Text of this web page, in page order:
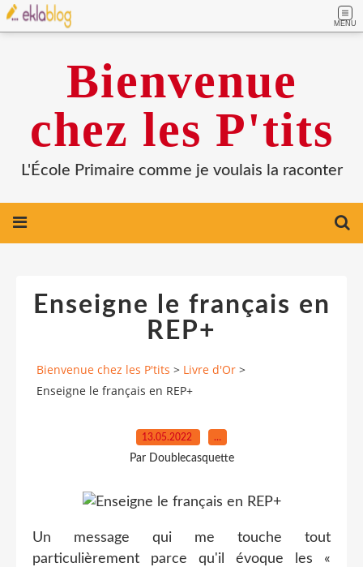
MENU
Bienvenue
chez les P'tits
L'École Primaire comme je voulais la raconter
Enseigne le français en
REP+
Bienvenue chez les P'tits > Livre d'Or >
Enseigne le français en REP+
13.05.2022 …
Par Doublecasquette
Un message qui me touche tout
particulièrement parce qu'il évoque les «